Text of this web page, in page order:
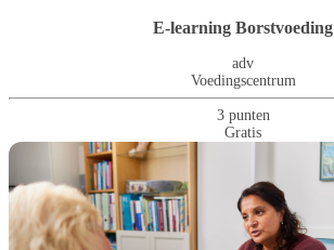
E-learning Borstvoeding
adv
Voedingscentrum
3 punten
Gratis